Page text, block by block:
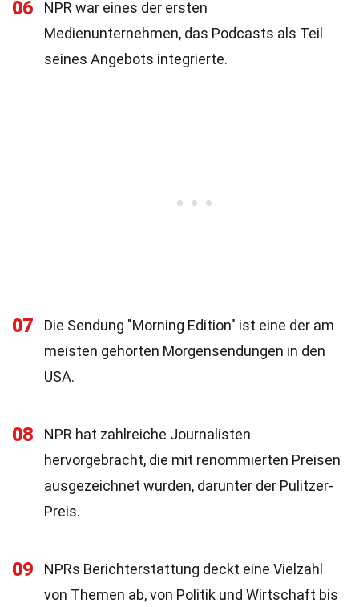
06
NPR war eines der ersten
Medienunternehmen, das Podcasts als Teil
seines Angebots integrierte.
07
Die Sendung "Morning Edition" ist eine der am
meisten gehörten Morgensendungen in den
USA.
08
NPR hat zahlreiche Journalisten
hervorgebracht, die mit renommierten Preisen
ausgezeichnet wurden, darunter der Pulitzer-
Preis.
09
NPRs Berichterstattung deckt eine Vielzahl
von Themen ab, von Politik und Wirtschaft bis